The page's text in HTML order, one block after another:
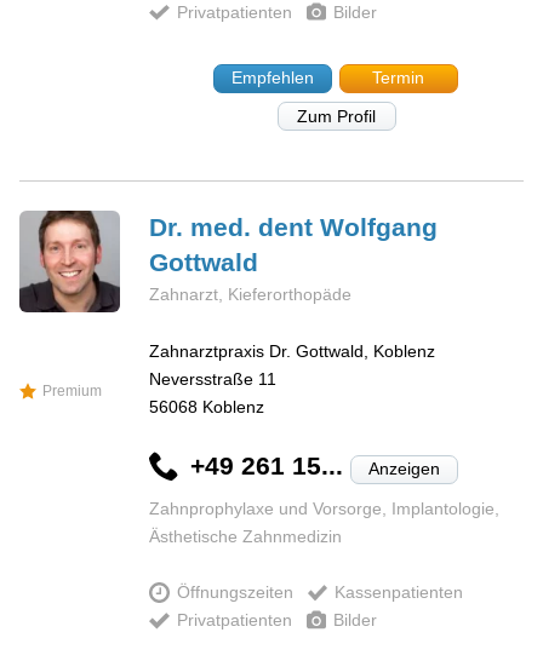
Privatpatienten
Bilder
Empfehlen
Termin
Zum Profil
Premium
Dr. med. dent Wolfgang
Gottwald
Zahnarzt, Kieferorthopäde
Zahnarztpraxis Dr. Gottwald, Koblenz
Neversstraße 11
56068 Koblenz
+49 261 15... Anzeigen
Zahnprophylaxe und Vorsorge, Implantologie,
Ästhetische Zahnmedizin
Öffnungszeiten
Kassenpatienten
Privatpatienten
Bilder